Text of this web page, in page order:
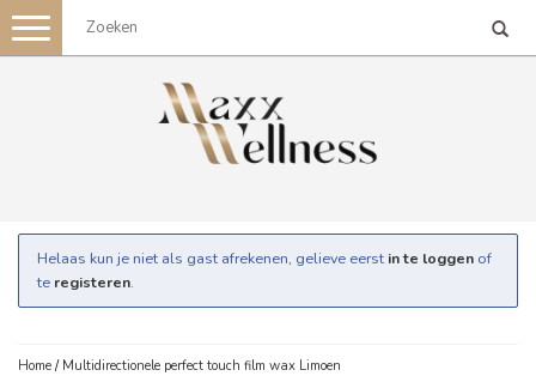
Toggle
navigation
Helaas kun je niet als gast afrekenen, gelieve eerst in te loggen of
te registeren.
Home / Multidirectionele perfect touch film wax Limoen